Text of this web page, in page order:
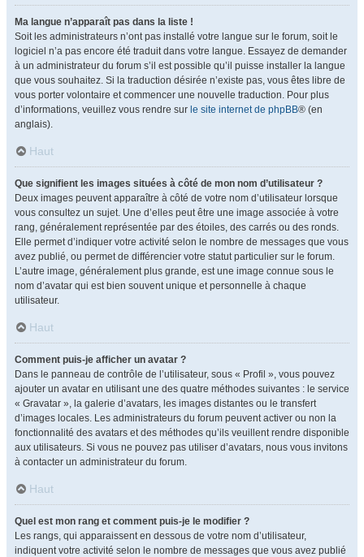
Ma langue n’apparaît pas dans la liste !
Soit les administrateurs n’ont pas installé votre langue sur le forum, soit le
logiciel n’a pas encore été traduit dans votre langue. Essayez de demander
à un administrateur du forum s’il est possible qu’il puisse installer la langue
que vous souhaitez. Si la traduction désirée n’existe pas, vous êtes libre de
vous porter volontaire et commencer une nouvelle traduction. Pour plus
d’informations, veuillez vous rendre sur le site internet de phpBB® (en
anglais).
Haut
Que signifient les images situées à côté de mon nom d’utilisateur ?
Deux images peuvent apparaître à côté de votre nom d’utilisateur lorsque
vous consultez un sujet. Une d’elles peut être une image associée à votre
rang, généralement représentée par des étoiles, des carrés ou des ronds.
Elle permet d’indiquer votre activité selon le nombre de messages que vous
avez publié, ou permet de différencier votre statut particulier sur le forum.
L’autre image, généralement plus grande, est une image connue sous le
nom d’avatar qui est bien souvent unique et personnelle à chaque
utilisateur.
Haut
Comment puis-je afficher un avatar ?
Dans le panneau de contrôle de l’utilisateur, sous « Profil », vous pouvez
ajouter un avatar en utilisant une des quatre méthodes suivantes : le service
« Gravatar », la galerie d’avatars, les images distantes ou le transfert
d’images locales. Les administrateurs du forum peuvent activer ou non la
fonctionnalité des avatars et des méthodes qu’ils veuillent rendre disponible
aux utilisateurs. Si vous ne pouvez pas utiliser d’avatars, nous vous invitons
à contacter un administrateur du forum.
Haut
Quel est mon rang et comment puis-je le modifier ?
Les rangs, qui apparaissent en dessous de votre nom d’utilisateur,
indiquent votre activité selon le nombre de messages que vous avez publié